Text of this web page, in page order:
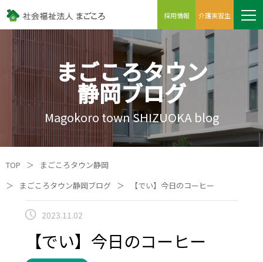
採用情報 介護実習生
まごころタウン
静岡ブログ
Magokoro town SHIZUOKA blog
TOP ＞
まごころタウン静岡
＞
まごころタウン静岡ブログ ＞ 【でい】今日のコーヒー
2023.11.02
【でい】今日のコーヒー